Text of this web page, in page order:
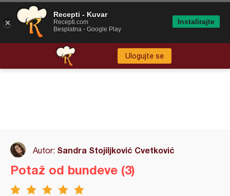
Ulogujte se
Autor: Sandra Stojiljković Cvetković
Potaž od bundeve (3)
Recepti - Kuvar
Recepti.com
Besplatna - Google Play
Instalirajte